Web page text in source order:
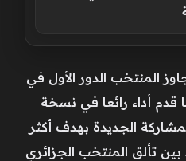
المنتخب الدور الأول في
البرازيل 2014 كما قدم أداء رائعا في نسخة
هذه المشاركة الجديدة بهدف أكثر
تألق المنتخب الجزائري